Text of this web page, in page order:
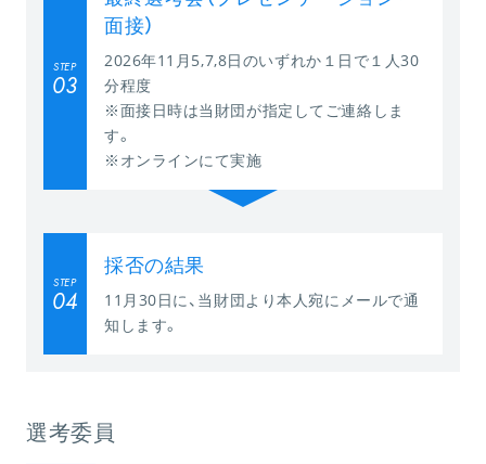
STEP
03
面接）
2026年11月5,7,8日のいずれか１日で１人30
分程度
※面接日時は当財団が指定してご連絡しま
す。
※オンラインにて実施
STEP
04
採否の結果
11月30日に、当財団より本人宛にメールで通
知します。
選考委員